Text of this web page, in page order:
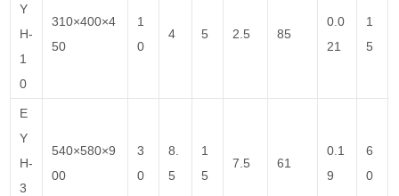
Y
H-
1
0
310×400×4
50
1
0
4 5 2.5 85
0.0
21
1
5
E
Y
H-
3
540×580×9
00
3
0
8.
5
1
5
7.5 61
0.1
9
6
0